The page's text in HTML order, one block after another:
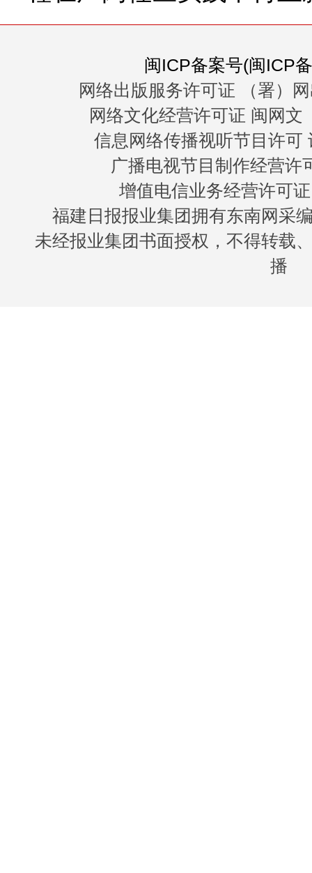
闽ICP备案号(闽ICP
网络出版服务许可证 （署）
网络文化经营许可证 闽网文
信息网络传播视听节目许可
广播电视节目制作经营许
增值电信业务经营许可
福建日报报业集团拥有东南网采
未经报业集团书面授权，不得转载
播